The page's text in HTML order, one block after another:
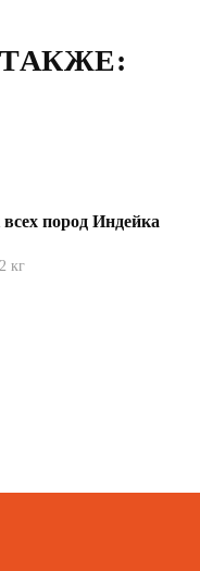
пород Индейка
кг